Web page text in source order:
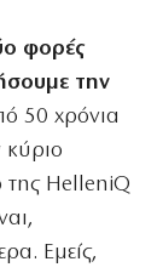
φορές
την
50 χρόνια
κύριο
της HelleniQ
Εμείς,